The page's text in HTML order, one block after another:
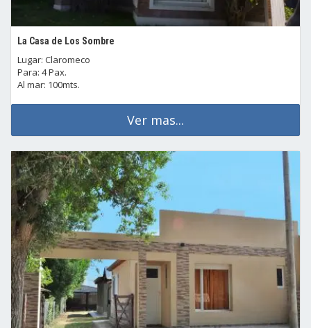
La Casa de Los Sombre
Lugar: Claromeco
Para: 4 Pax.
Al mar: 100mts.
Ver mas...